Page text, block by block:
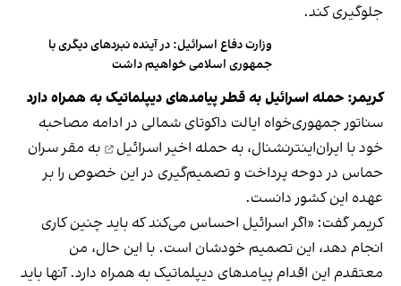
جلوگیری کند.
وزارت دفاع اسرائیل: در آینده نبردهای دیگری با
جمهوری اسلامی خواهیم داشت
کریمر: حمله اسرائیل به قطر پیامدهای دیپلماتیک به همراه دارد
سناتور جمهوری‌خواه ایالت داکوتای شمالی در ادامه مصاحبه
خود با ایران‌اینترنشنال، به حمله اخیر اسرائیل
به مقر سران
حماس در دوحه پرداخت و تصمیم‌گیری در این خصوص را بر
عهده این کشور دانست.
کریمر گفت: «اگر اسرائیل احساس می‌کند که باید چنین کاری
انجام دهد، این تصمیم خودشان است. با این حال، من
معتقدم این اقدام پیامدهای دیپلماتیک به همراه دارد. آنها باید